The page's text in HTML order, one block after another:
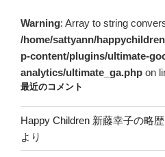
Warning: Array to string
/home/sattyann/
p-content/plugins/ultimate-
analytics/ultimate_ga.php on
最近のコメント
Happy Children 新藤幸子の略
より